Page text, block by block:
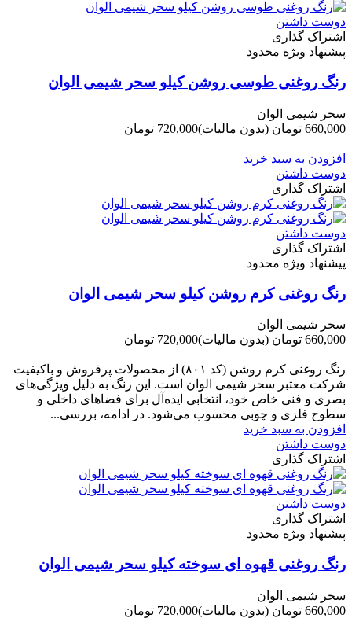
دوست داشتن
اشتراک گذاری
پیشنهاد ویژه محدود
رنگ روغنی طوسی روشن کیلو سحر شیمی الوان
سحر شیمی الوان
660,000 تومان
(بدون مالیات)720,000 تومان
افزودن به سبد خرید
دوست داشتن
اشتراک گذاری
دوست داشتن
اشتراک گذاری
پیشنهاد ویژه محدود
رنگ روغنی کرم روشن کیلو سحر شیمی الوان
سحر شیمی الوان
660,000 تومان
(بدون مالیات)720,000 تومان
رنگ روغنی کرم روشن (کد ۸۰۱) از محصولات پرفروش و باکیفیت
شرکت‌ معتبر سحر شیمی الوان است. این رنگ به دلیل ویژگی‌های
بصری و فنی خاص خود، انتخابی ایده‌آل برای فضاهای داخلی و
سطوح فلزی و چوبی محسوب می‌شود. در ادامه، بررسی...
افزودن به سبد خرید
دوست داشتن
اشتراک گذاری
دوست داشتن
اشتراک گذاری
پیشنهاد ویژه محدود
رنگ روغنی قهوه ای سوخته کیلو سحر شیمی الوان
سحر شیمی الوان
660,000 تومان
(بدون مالیات)720,000 تومان